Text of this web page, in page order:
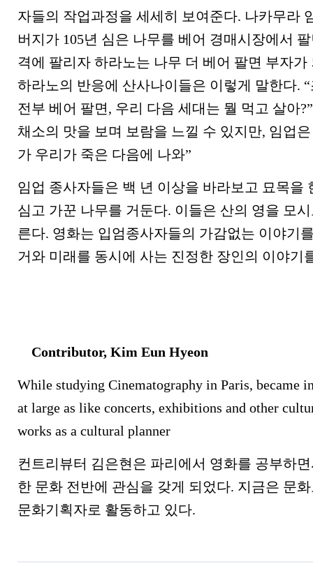
자들의 작업과정을 세세히 보여준다. 나카무라
버지가 105년 심은 나무를 베어 경매시장에서
격에 팔리자 하라노는 나무 더 베어 팔면 부자
하라노의 반응에 산사나이들은 이렇게 말한다.
전부 베어 팔면, 우리 다음 세대는 뭘 먹고 살아
채소의 맛을 보며 보람을 느낄 수 있지만, 임업
가 우리가 죽은 다음에 나와”
임업 종사자들은 백 년 이상을 바라보고 묘목을
심고 가꾼 나무를 거둔다. 이들은 산의 영을 모
른다. 영화는 입엄종사자들의 가감없는 이야기
거와 미래를 동시에 사는 진정한 장인의 이야기
Contributor, Kim Eun Hyeon
While studying Cinematography in Paris, became
at large as like concerts, exhibitions and other
works as a cultural planner
컨트리뷰터 김은현은 파리에서 영화를 공부하
한 문화 전반에 관심을 갖게 되었다. 지금은 문
문화기획자로 활동하고 있다.